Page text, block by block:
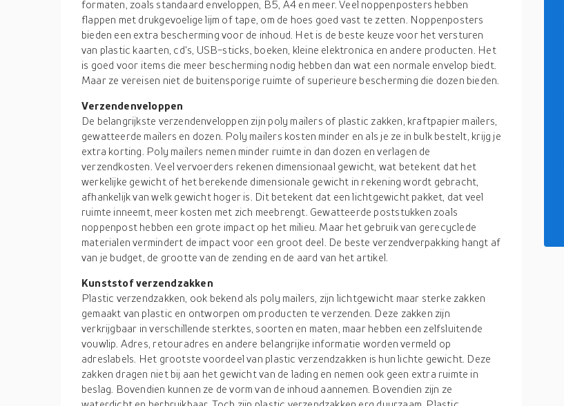
formaten, zoals standaard enveloppen, B5, A4 en meer. Veel noppenposters hebben
flappen met drukgevoelige lijm of tape, om de hoes goed vast te zetten. Noppenposters
bieden een extra bescherming voor de inhoud. Het is de beste keuze voor het versturen
van plastic kaarten, cd's, USB-sticks, boeken, kleine elektronica en andere producten. Het
is goed voor items die meer bescherming nodig hebben dan wat een normale envelop biedt.
Maar ze vereisen niet de buitensporige ruimte of superieure bescherming die dozen bieden.
Verzendenveloppen
De belangrijkste verzendenveloppen zijn poly mailers of plastic zakken, kraftpapier mailers,
gewatteerde mailers en dozen. Poly mailers kosten minder en als je ze in bulk bestelt, krijg je
extra korting. Poly mailers nemen minder ruimte in dan dozen en verlagen de
verzendkosten. Veel vervoerders rekenen dimensionaal gewicht, wat betekent dat het
werkelijke gewicht of het berekende dimensionale gewicht in rekening wordt gebracht,
afhankelijk van welk gewicht hoger is. Dit betekent dat een lichtgewicht pakket, dat veel
ruimte inneemt, meer kosten met zich meebrengt. Gewatteerde poststukken zoals
noppenpost hebben een grote impact op het milieu. Maar het gebruik van gerecyclede
materialen vermindert de impact voor een groot deel. De beste verzendverpakking hangt af
van je budget, de grootte van de zending en de aard van het artikel.
Kunststof verzendzakken
Plastic verzendzakken, ook bekend als poly mailers, zijn lichtgewicht maar sterke zakken
gemaakt van plastic en ontworpen om producten te verzenden. Deze zakken zijn
verkrijgbaar in verschillende sterktes, soorten en maten, maar hebben een zelfsluitende
vouwlip. Adres, retouradres en andere belangrijke informatie worden vermeld op
adreslabels. Het grootste voordeel van plastic verzendzakken is hun lichte gewicht. Deze
zakken dragen niet bij aan het gewicht van de lading en nemen ook geen extra ruimte in
beslag. Bovendien kunnen ze de vorm van de inhoud aannemen. Bovendien zijn ze